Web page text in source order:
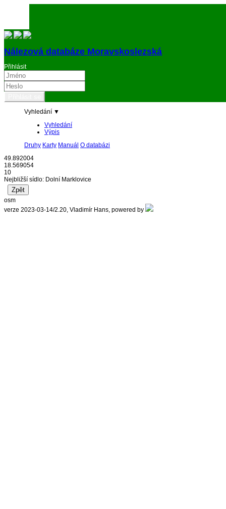
Nálezová databáze Moravskoslezská
Přihlásit
Vyhledání ▼
Vyhledání
Výpis
Druhy Karty Manuál O databázi
49.892004
18.569054
10
Nejbližší sídlo: Dolní Marklovice
osm
verze 2023-03-14/2.20, Vladimír Hans, powered by